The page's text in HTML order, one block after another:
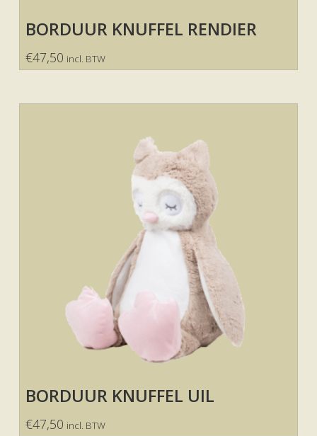
BORDUUR KNUFFEL RENDIER
€47,50 incl. BTW
BORDUUR KNUFFEL UIL
€47,50 incl. BTW